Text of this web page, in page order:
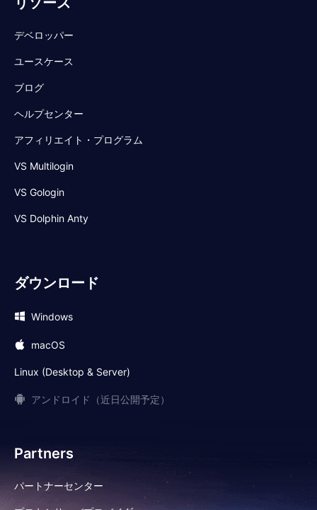
デベロッパー
ユースケース
ブログ
ヘルプセンター
アフィリエイト・プログラム
VS Multilogin
VS Gologin
VS Dolphin Anty
ダウンロード
Windows
macOS
Linux (Desktop & Server)
アンドロイド（近日公開予定）
Partners
パートナーセンター